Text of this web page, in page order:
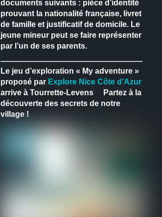
documents suivants : pièce d’identité
prouvant la nationalité française, livret
de famille et justificatif de domicile.Le
jeune mineur peut se faire représenter
par l’un de ses parents.
Le jeu d’exploration « My adventure »
proposé par Explore Nice Côte d’Azur
arrive à Tourrette-Levens
Partez à la
découverte des secrets de notre
village !